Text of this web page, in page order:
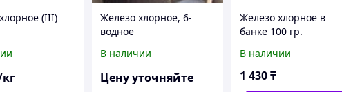
(III)
Железо хлорное, 6-
водное
В наличии
Цену уточняйте
Железо хлорное в
банке 100 гр.
В наличии
1 430 ₸